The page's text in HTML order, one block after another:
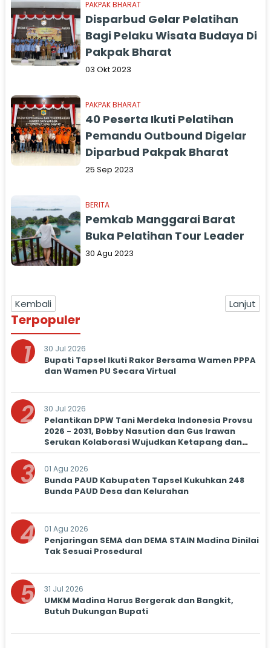
PAKPAK BHARAT
Disparbud Gelar Pelatihan
Bagi Pelaku Wisata Budaya Di
Pakpak Bharat
03 Okt 2023
PAKPAK BHARAT
40 Peserta Ikuti Pelatihan
Pemandu Outbound Digelar
Diparbud Pakpak Bharat
25 Sep 2023
BERITA
Pemkab Manggarai Barat
Buka Pelatihan Tour Leader
30 Agu 2023
Kembali Lanjut
Terpopuler
1 30 Jul 2026
Bupati Tapsel Ikuti Rakor Bersama Wamen PPPA
dan Wamen PU Secara Virtual
2 30 Jul 2026
Pelantikan DPW Tani Merdeka Indonesia Provsu
2026 - 2031, Bobby Nasution dan Gus Irawan
Serukan Kolaborasi Wujudkan Ketapang dan
Kesejahteraan Petani
3 01 Agu 2026
Bunda PAUD Kabupaten Tapsel Kukuhkan 248
Bunda PAUD Desa dan Kelurahan
4 01 Agu 2026
Penjaringan SEMA dan DEMA STAIN Madina Dinilai
Tak Sesuai Prosedural
5 31 Jul 2026
UMKM Madina Harus Bergerak dan Bangkit,
Butuh Dukungan Bupati